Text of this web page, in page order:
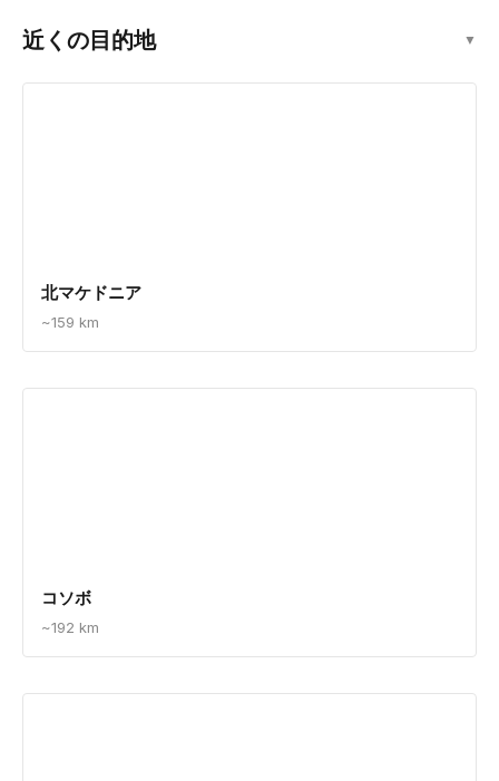
近くの目的地 ▼
北マケドニア
~159 km
コソボ
~192 km